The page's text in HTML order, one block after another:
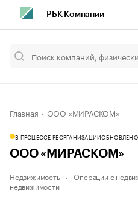
РБК Компании
Главная ООО «МИРАСКОМ»
В ПРОЦЕССЕ РЕОРГАНИЗАЦИИ
ООО «МИРАСКОМ»
Недвижимость Операции с
недвижимости